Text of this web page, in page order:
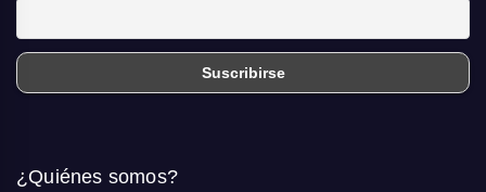
¿Quiénes somos?